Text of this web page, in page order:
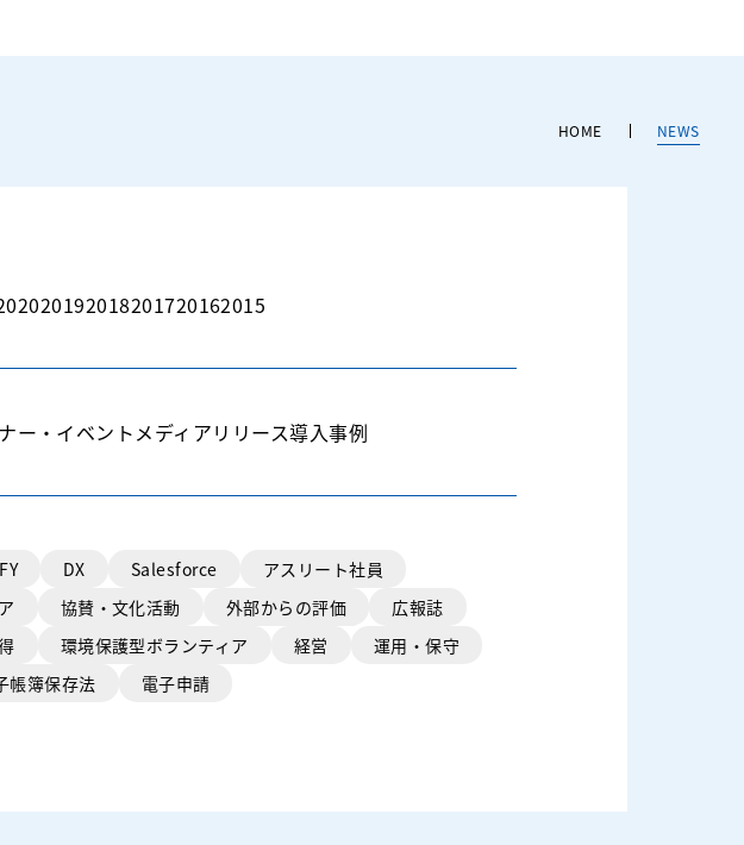
HOME NEWS
20192018201720162015
ー・イベントメディアリリース導入事例
DX Salesforce
アスリート社員
協賛・文化活動 外部からの評価
広報誌
環境保護型ボランティア 経営
運用・保守
帳簿保存法 電子申請